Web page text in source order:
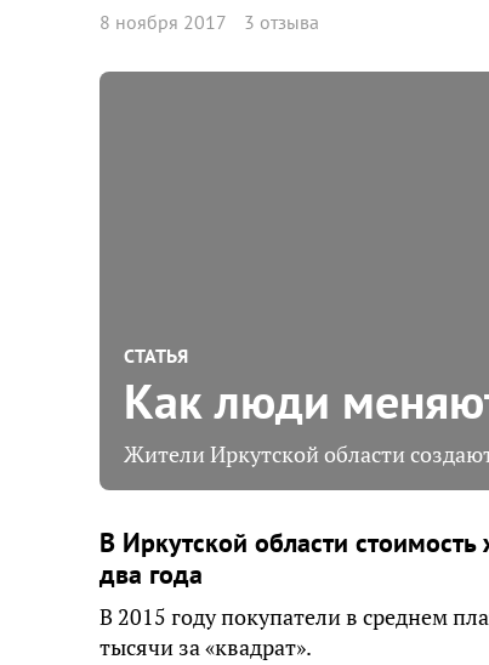
8 ноября 2017 3 отзыва
СТАТЬЯ
Как люди
Жители Иркутской области
В Иркутской области
два года
В 2015 году покупатели в среднем
тысячи за «квадрат».